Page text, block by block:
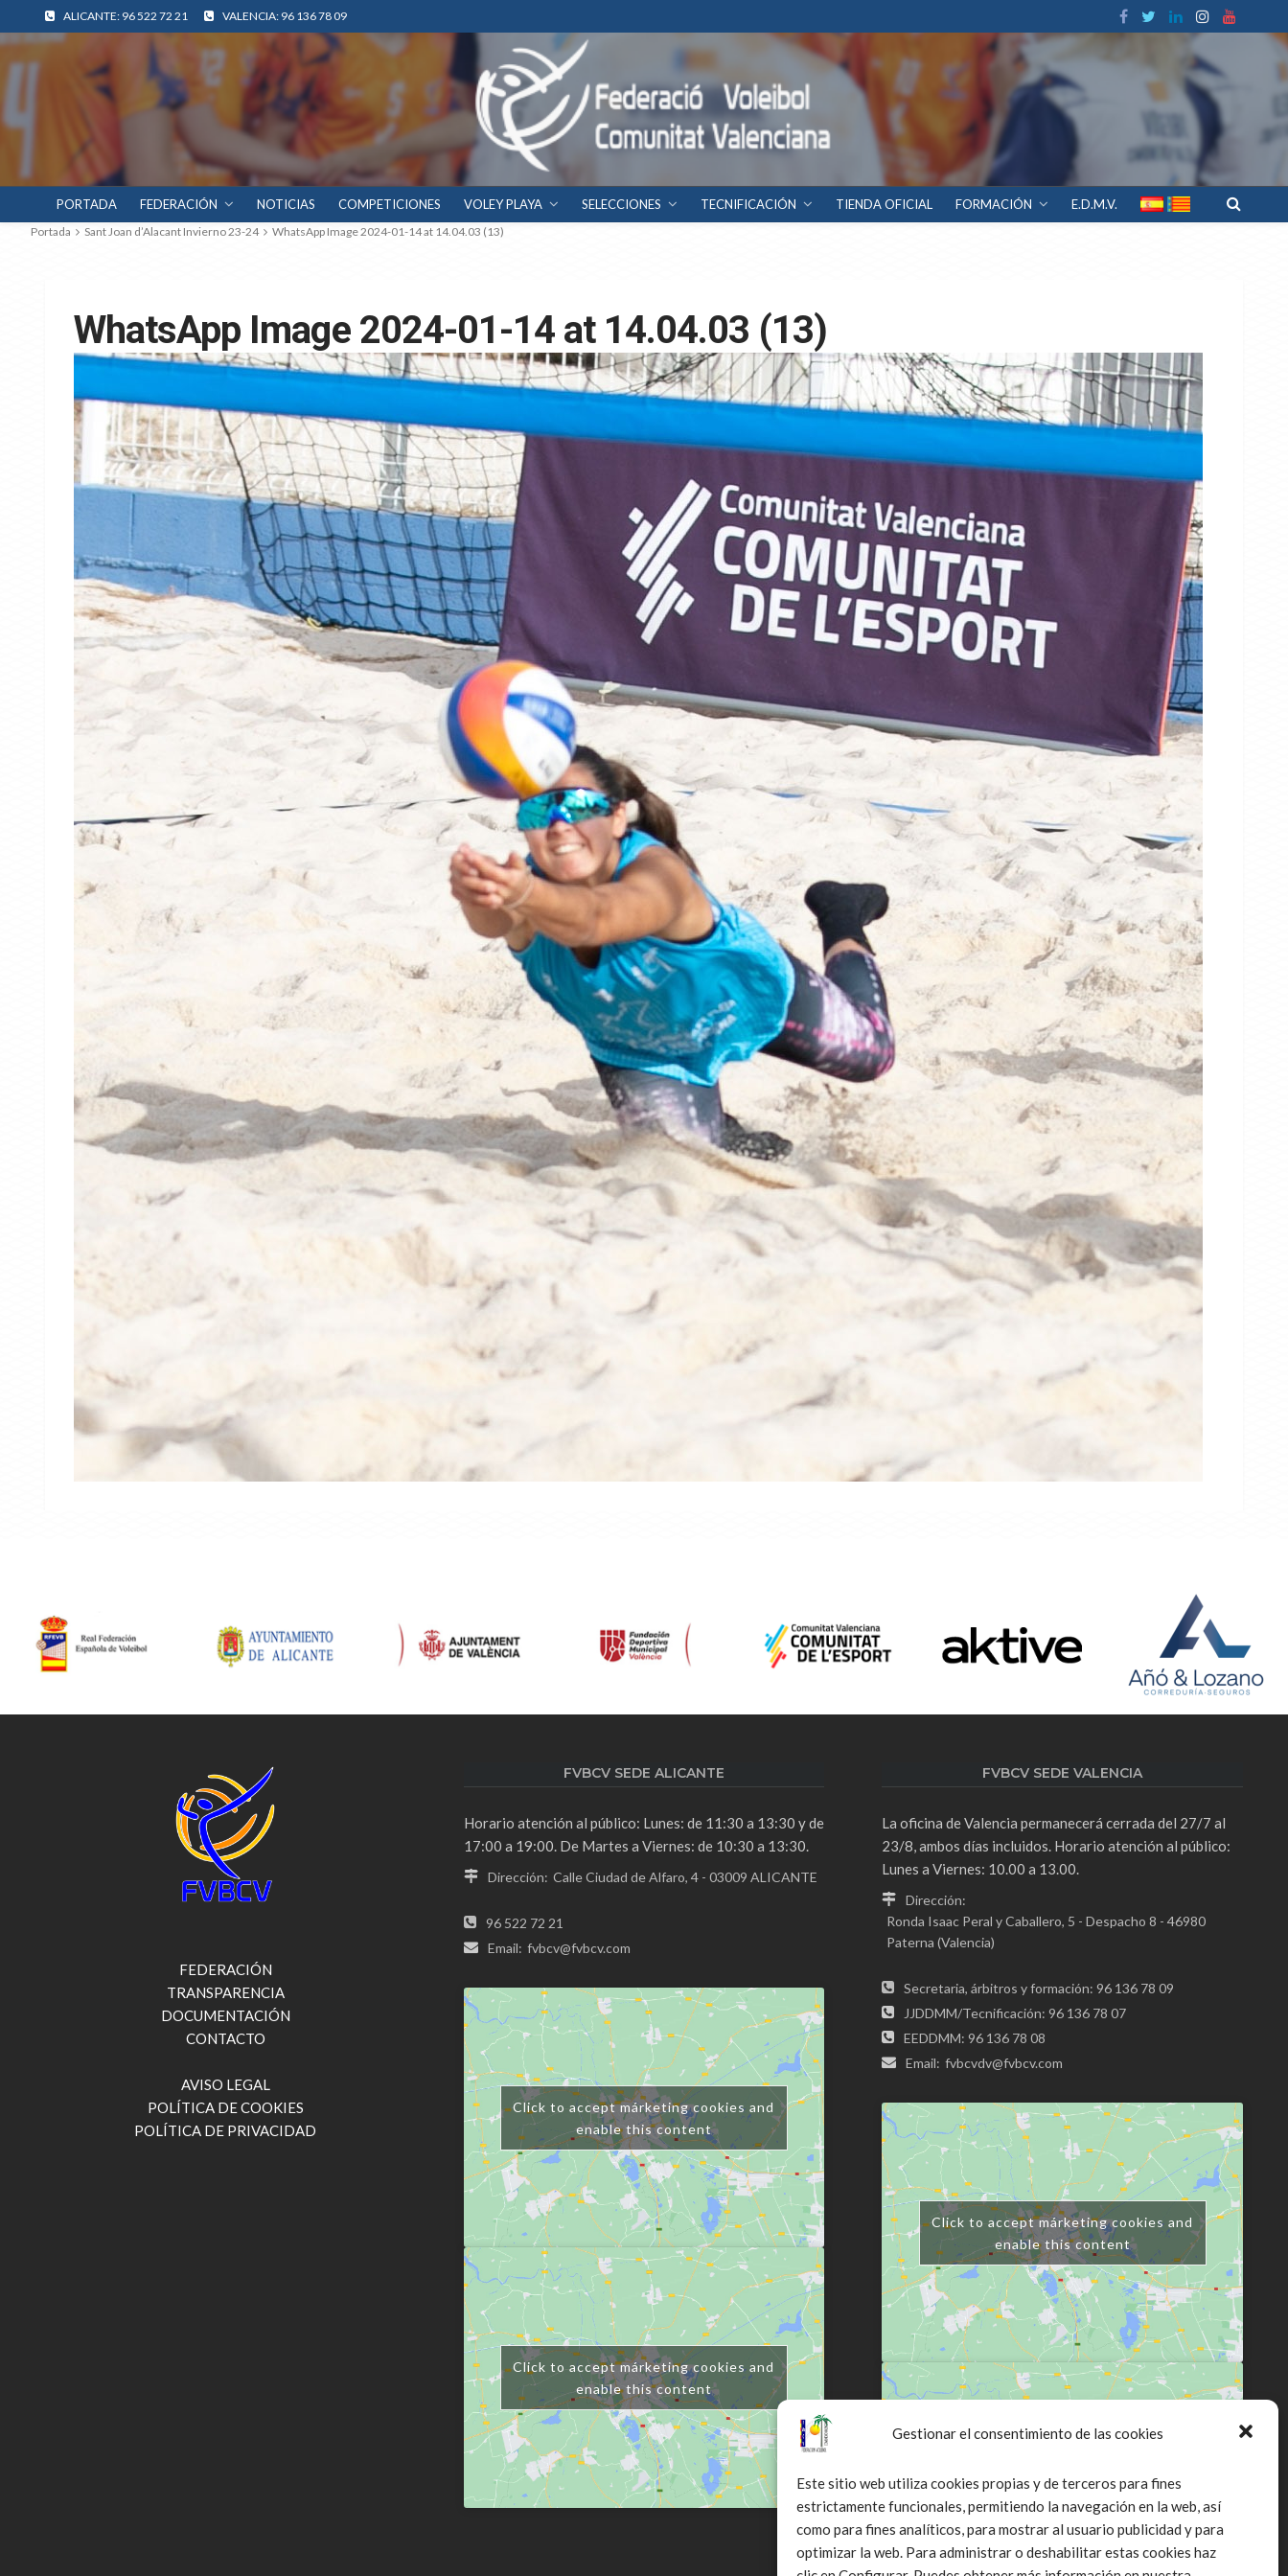
Gestionar el consentimiento de las cookies
Este sitio web utiliza cookies propias y de terceros para fines
estrictamente funcionales, permitiendo la navegación en la web, así
como para fines analíticos, para mostrar al usuario publicidad y para
optimizar la web. Para administrar o deshabilitar estas cookies haz
ALICANTE: 96 522 72 21 VALENCIA: 96 136 78 09
PORTADA FEDERACIÓN NOTICIAS COMPETICIONES VOLEY PLAYA SELECCIONES TECNIFICACIÓN TIENDA OFICIAL FORMACIÓN E.D.M.V.
Portada Sant Joan d’Alacant Invierno 23-24 WhatsApp Image 2024-01-14 at 14.04.03 (13)
WhatsApp Image 2024-01-14 at 14.04.03 (13)
FEDERACIÓN
TRANSPARENCIA
DOCUMENTACIÓN
CONTACTO
AVISO LEGAL
POLÍTICA DE COOKIES
POLÍTICA DE PRIVACIDAD
FVBCV SEDE ALICANTE
Horario atención al público: Lunes: de 11:30 a 13:30 y de
17:00 a 19:00. De Martes a Viernes: de 10:30 a 13:30.
Dirección: Calle Ciudad de Alfaro, 4 - 03009 ALICANTE
96 522 72 21
Email: fvbcv@fvbcv.com
Click to accept márketing cookies and
enable this content
Click to accept márketing cookies and
enable this content
FVBCV SEDE VALENCIA
La oficina de Valencia permanecerá cerrada del 27/7 al
23/8, ambos días incluidos. Horario atención al público:
Lunes a Viernes: 10.00 a 13.00.
Dirección:
Ronda Isaac Peral y Caballero, 5 - Despacho 8 - 46980
Paterna (Valencia)
Secretaria, árbitros y formación: 96 136 78 09
JJDDMM/Tecnificación: 96 136 78 07
EEDDMM: 96 136 78 08
Email: fvbcvdv@fvbcv.com
Click to accept márketing cookies and
enable this content
Click to accept márketing cookies and
enable this content